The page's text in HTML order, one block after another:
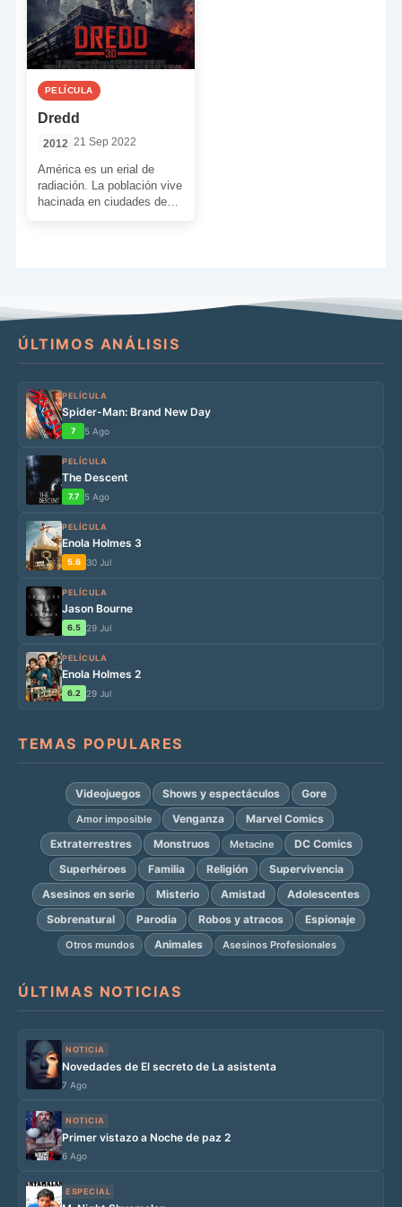
PELÍCULA
Dredd
2012 21 Sep 2022
América es un erial de
radiación. La población vive
hacinada en ciudades de
ÚLTIMOS ANÁLISIS
PELÍCULA
Spider-Man: Brand New Day
7 5 Ago
PELÍCULA
The Descent
7.7 5 Ago
PELÍCULA
Enola Holmes 3
5.6 30 Jul
PELÍCULA
Jason Bourne
6.5 29 Jul
PELÍCULA
Enola Holmes 2
6.2 29 Jul
TEMAS POPULARES
Videojuegos Shows y espectáculos Gore
Amor imposible Venganza
Marvel Comics
Extraterrestres
Monstruos Metacine
DC Comics
Superhéroes
Familia Religión
Supervivencia
Asesinos en serie
Misterio Amistad
Adolescentes
Sobrenatural
Parodia Robos y atracos Espionaje
Otros mundos Animales Asesinos Profesionales
ÚLTIMAS NOTICIAS
NOTICIA
Novedades de El secreto de La asistenta
7 Ago
NOTICIA
Primer vistazo a Noche de paz 2
6 Ago
ESPECIAL